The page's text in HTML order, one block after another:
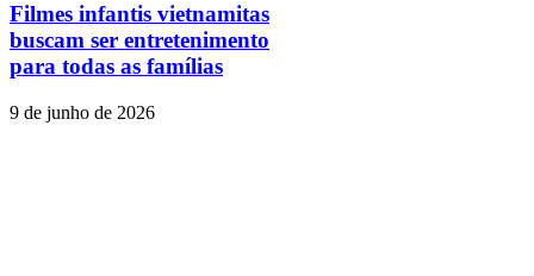
Filmes infantis vietnamitas
buscam ser entretenimento
para todas as famílias
9 de junho de 2026